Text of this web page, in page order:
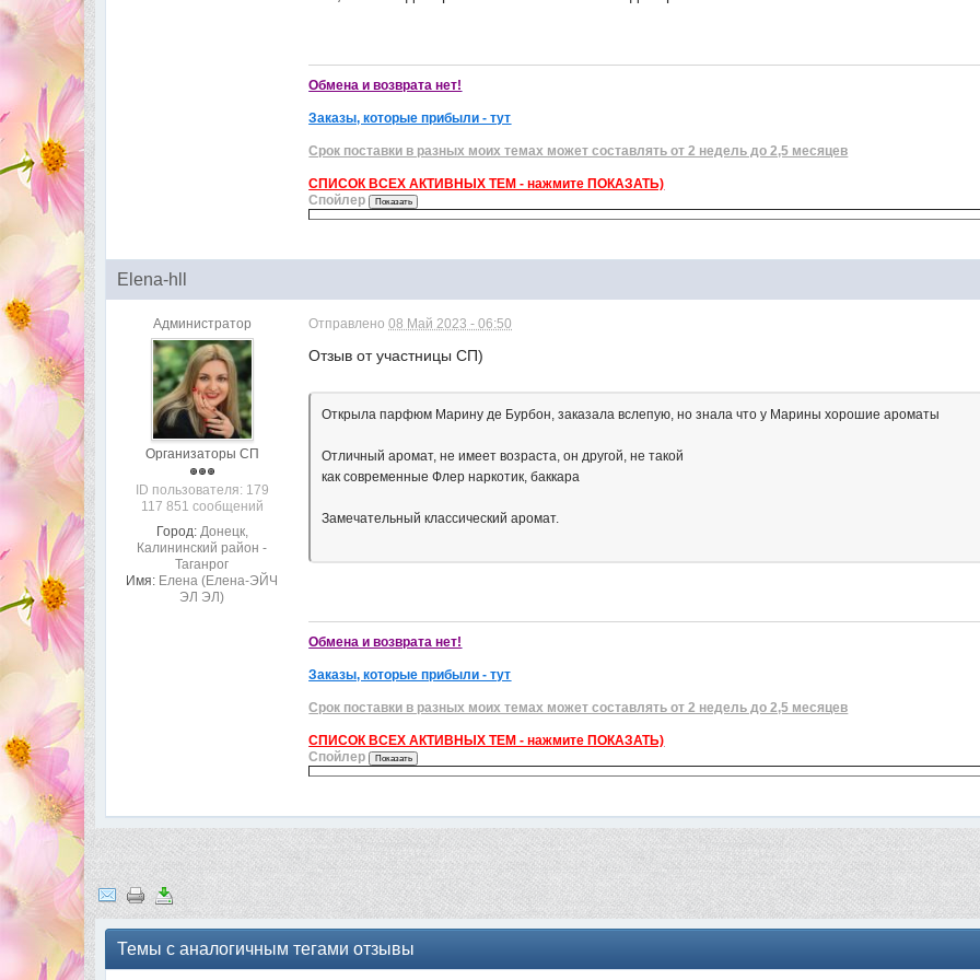
Обмена и возврата нет!
Заказы, которые прибыли - тут
Срок поставки в разных моих темах может составлять от 2 недель до 2,5 месяцев
СПИСОК ВСЕХ АКТИВНЫХ ТЕМ - нажмите ПОКАЗАТЬ)
Спойлер
Elena-hll
Администратор
Организаторы СП
ID пользователя: 179
117 851 сообщений
Город: Донецк,
Калининский район -
Таганрог
Имя: Елена (Елена-ЭЙЧ
ЭЛ ЭЛ)
Отправлено08 Май 2023 - 06:50
Отзыв от участницы СП)
Открыла парфюм Марину де Бурбон, заказала вслепую, но знала что у Марины хорошие ароматы
Отличный аромат, не имеет возраста, он другой, не такой
как современные Флер наркотик, баккара
Замечательный классический аромат.
Обмена и возврата нет!
Заказы, которые прибыли - тут
Срок поставки в разных моих темах может составлять от 2 недель до 2,5 месяцев
СПИСОК ВСЕХ АКТИВНЫХ ТЕМ - нажмите ПОКАЗАТЬ)
Спойлер
Темы с аналогичным тегами отзывы